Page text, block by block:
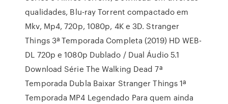
qualidades, Blu-ray Torrent compactado em
Mkv, Mp4, 720p, 1080p, 4K e 3D. Stranger
Things 3ª Temporada Completa (2019) HD WEB-
DL 720p e 1080p Dublado / Dual Áudio 5.1
Download Série The Walking Dead 7ª
Temporada Dubla Baixar Stranger Things 1ª
Temporada MP4 Legendado Para quem ainda